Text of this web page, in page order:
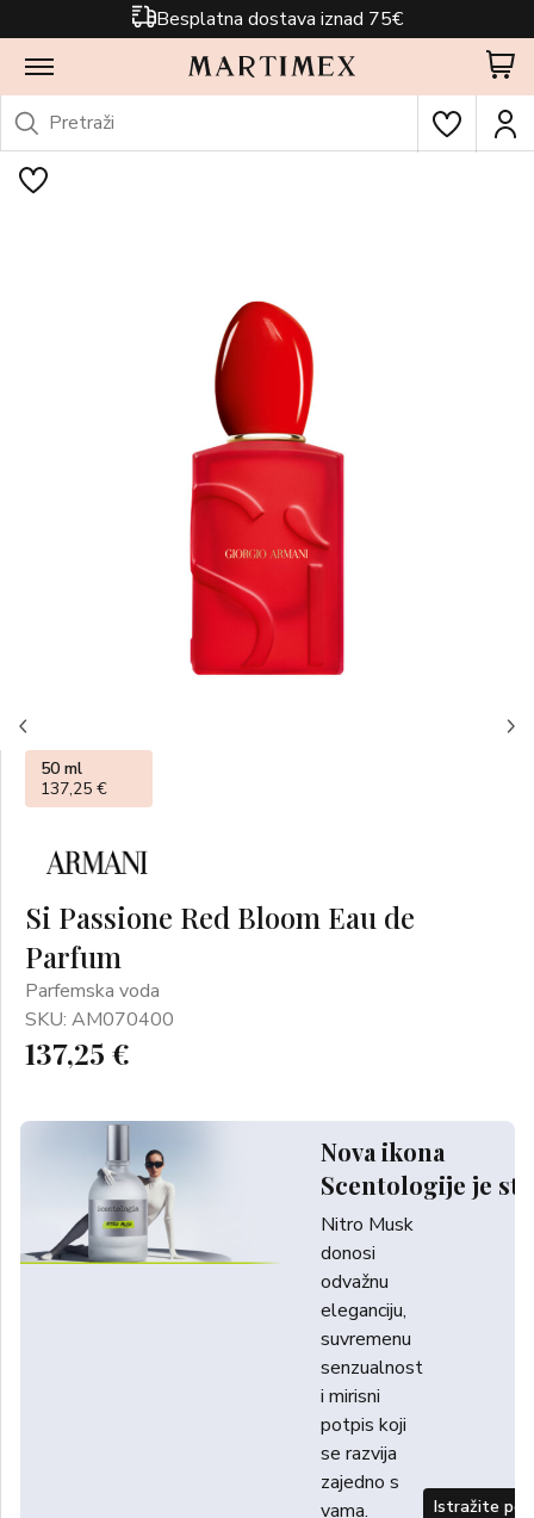
Besplatna dostava iznad 75€
Si Passione Red Bloom Eau de
Parfum
Parfemska voda
SKU: AM070400
137,25 €
Nova ikona
Scentologije je
Nitro Musk
donosi
odvažnu
eleganciju,
suvremenu
senzualnost
i mirisni
potpis koji
se razvija
zajedno s
vama.
Istražite
50 ml
137,25 €